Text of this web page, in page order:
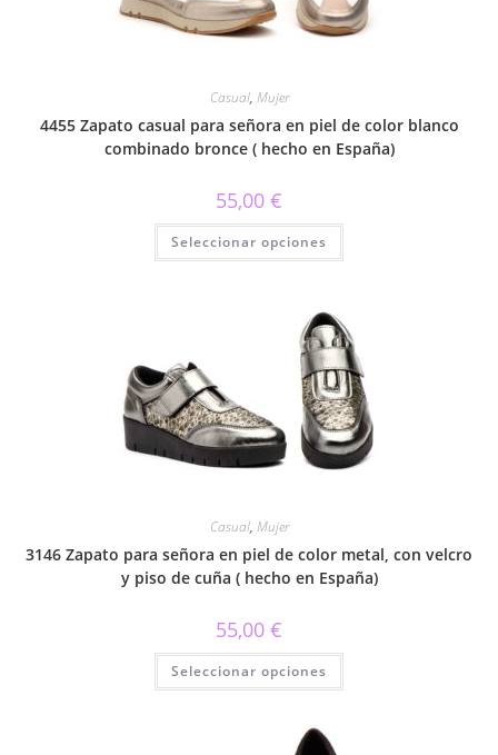
Casual, Mujer
4455 Zapato casual para señora en piel de color blanco
combinado bronce ( hecho en España)
55,00 €
Seleccionar opciones
Este
tiene
opciones
se
pueden
elegir
en
la
página
de
producto
Casual, Mujer
3146 Zapato para señora en piel de color metal, con velcro
y piso de cuña ( hecho en España)
55,00 €
Seleccionar opciones
Este
tiene